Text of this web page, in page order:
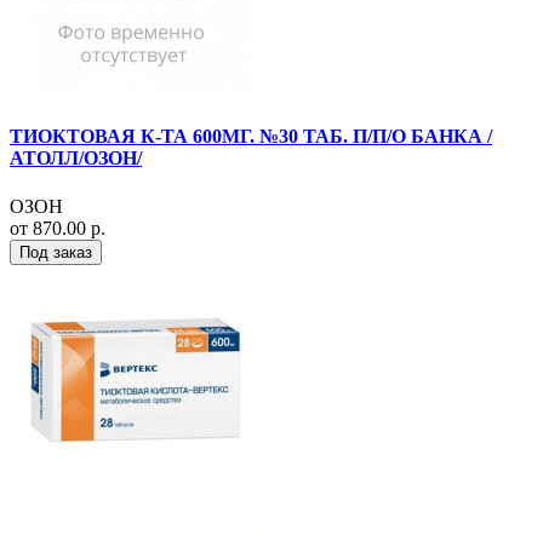
ТИОКТОВАЯ К-ТА 600МГ. №30 ТАБ. П/П/О БАНКА /
АТОЛЛ/ОЗОН/
ОЗОН
от 870.00 р.
Под заказ